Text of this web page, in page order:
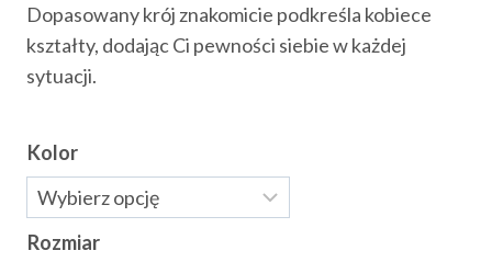
Dopasowany krój znakomicie podkreśla kobiece
kształty, dodając Ci pewności siebie w każdej
sytuacji.
Kolor
Rozmiar